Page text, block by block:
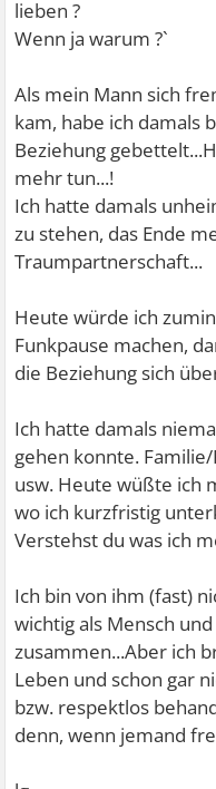
lieben ?
Wenn ja warum ?`
Als mein Mann sich
kam, habe ich damals
Beziehung
mehr tun...!
Ich hatte damals
zu stehen, das Ende
Traumpartnerschaft...
Heute würde ich
Funkpause machen,
die Beziehung sich
Ich hatte damals
gehen konnte.
usw. Heute wüßte ich
wo ich kurzfristig
Verstehst du was ich
Ich bin von ihm (fast)
wichtig als Mensch
zusammen...Aber ich
Leben und schon gar
bzw. respektlos
denn, wenn jemand